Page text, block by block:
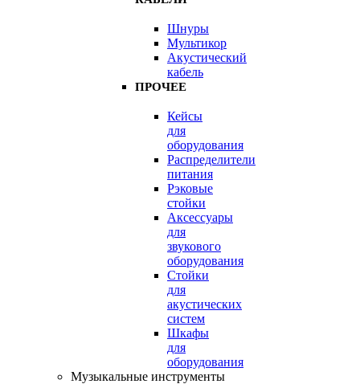
Шнуры
Мультикор
Акустический
кабель
ПРОЧЕЕ
Кейсы
для
оборудования
Распределители
питания
Рэковые
стойки
Аксессуары
для
звукового
оборудования
Стойки
для
акустических
систем
Шкафы
для
оборудования
Музыкальные инструменты